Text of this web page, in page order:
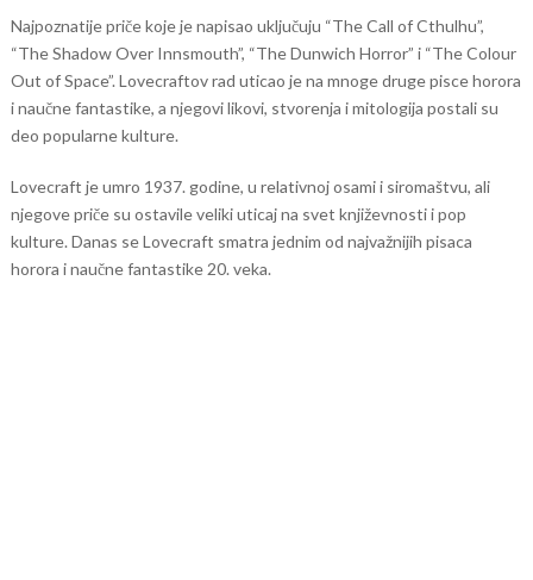
Najpoznatije priče koje je napisao uključuju “The Call of Cthulhu”,
“The Shadow Over Innsmouth”, “The Dunwich Horror” i “The Colour
Out of Space”. Lovecraftov rad uticao je na mnoge druge pisce horora
i naučne fantastike, a njegovi likovi, stvorenja i mitologija postali su
deo popularne kulture.
Lovecraft je umro 1937. godine, u relativnoj osami i siromaštvu, ali
njegove priče su ostavile veliki uticaj na svet književnosti i pop
kulture. Danas se Lovecraft smatra jednim od najvažnijih pisaca
horora i naučne fantastike 20. veka.